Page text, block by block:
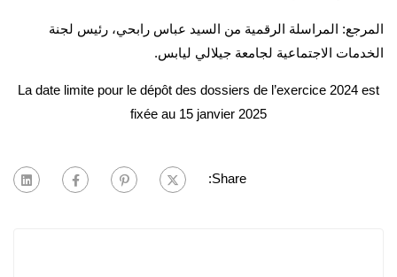
المرجع: المراسلة الرقمية من السيد عباس رابحي، رئيس لجنة
الخدمات الاجتماعية لجامعة جيلالي ليابس.
La date limite pour le dépôt des dossiers de l’exercice 2024 est
fixée au 15 janvier 2025
Share: